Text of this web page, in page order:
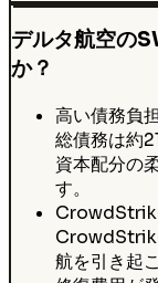
デルタ航空の
か？
高い債務負
総債務は約
資本配分の
す。
航を引き起